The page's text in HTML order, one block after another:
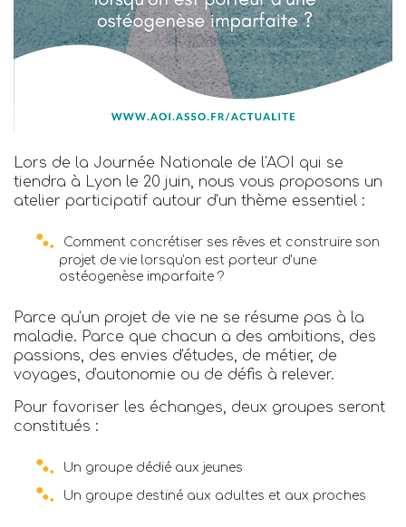
Lors de la Journée Nationale de l'AOI qui se
tiendra à Lyon le 20 juin, nous vous proposons un
atelier participatif autour d'un thème essentiel :
Comment concrétiser ses rêves et construire son
projet de vie lorsqu'on est porteur d'une
ostéogenèse imparfaite ?
Parce qu'un projet de vie ne se résume pas à la
maladie. Parce que chacun a des ambitions, des
passions, des envies d'études, de métier, de
voyages, d'autonomie ou de défis à relever.
Pour favoriser les échanges, deux groupes seront
constitués :
Un groupe dédié aux jeunes
Un groupe destiné aux adultes et aux proches